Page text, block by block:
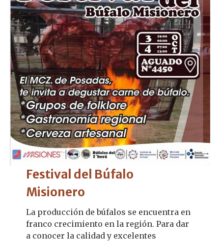
Festival del Búfalo
Misionero
La producción de búfalos se encuentra en
franco crecimiento en la región. Para dar
a conocer la calidad y excelentes